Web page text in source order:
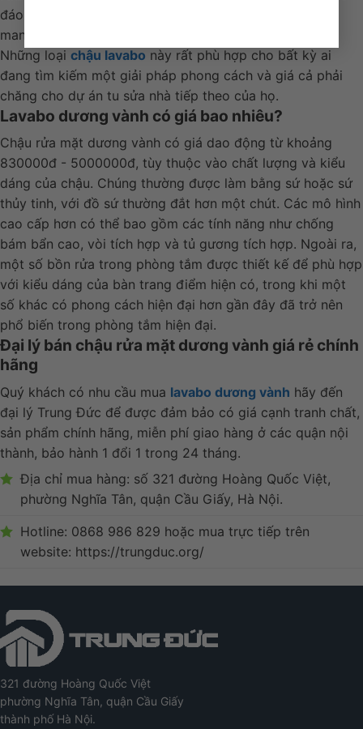
đáo cho không gian phòng tắm của bạn và có thể giúp
mang lại bất kỳ thiết kế thẩm mỹ nào cho cuộc sống.
Những loại chậu lavabo này rất phù hợp cho bất kỳ ai
đang tìm kiếm một giải pháp phong cách và giá cả phải
chăng cho dự án tu sửa nhà tiếp theo của họ.
Lavabo dương vành có giá bao nhiêu?
Chậu rửa mặt dương vành có giá dao động từ khoảng
830000đ - 5000000đ, tùy thuộc vào chất lượng và kiểu
dáng của chậu. Chúng thường được làm bằng sứ hoặc sứ
thủy tinh, với đồ sứ thường đắt hơn một chút. Các mô hình
cao cấp hơn có thể bao gồm các tính năng như chống
bám bẩn cao, vòi tích hợp và tủ gương tích hợp. Ngoài ra,
một số bồn rửa trong phòng tắm được thiết kế để phù hợp
với kiểu dáng của bàn trang điểm hiện có, trong khi một
số khác có phong cách hiện đại hơn gần đây đã trở nên
phổ biến trong phòng tắm hiện đại.
Đại lý bán chậu rửa mặt dương vành giá rẻ chính
hãng
Quý khách có nhu cầu mua lavabo dương vành hãy đến
đại lý Trung Đức để được đảm bảo có giá cạnh tranh chất,
sản phẩm chính hãng, miễn phí giao hàng ở các quận nội
thành, bảo hành 1 đổi 1 trong 24 tháng.
Địa chỉ mua hàng: số 321 đường Hoàng Quốc Việt,
phường Nghĩa Tân, quận Cầu Giấy, Hà Nội.
Hotline: 0868 986 829 hoặc mua trực tiếp trên
website: https://trungduc.org/
321 đường Hoàng Quốc Việt
phường Nghĩa Tân, quận Cầu Giấy
thành phố Hà Nội.